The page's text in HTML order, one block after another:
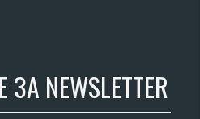
NEWSLETTER